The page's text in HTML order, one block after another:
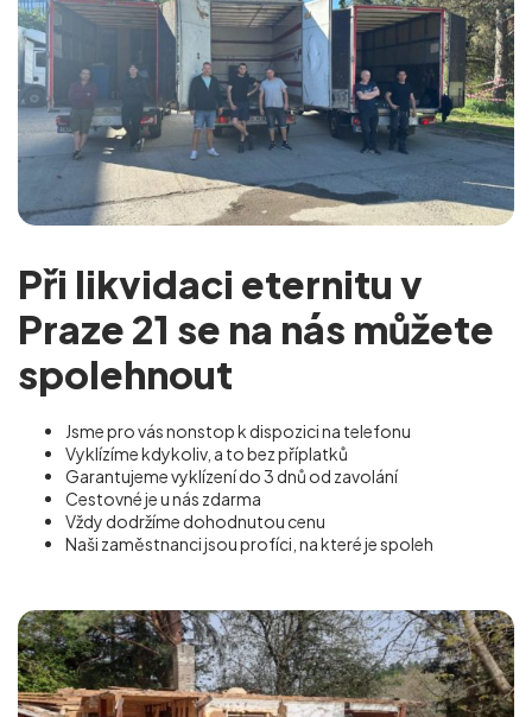
Při likvidaci eternitu v
Praze 21 se na nás můžete
spolehnout
Jsme pro vás nonstop k dispozici na telefonu
Vyklízíme kdykoliv, a to bez příplatků
Garantujeme vyklízení do 3 dnů od zavolání
Cestovné je u nás zdarma
Vždy dodržíme dohodnutou cenu
Naši zaměstnanci jsou profíci, na které je spoleh